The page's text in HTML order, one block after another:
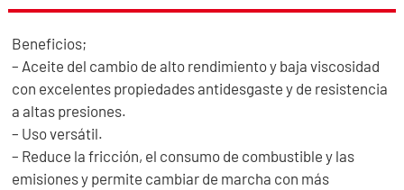
Beneficios;
– Aceite del cambio de alto rendimiento y baja viscosidad
con excelentes propiedades antidesgaste y de resistencia
a altas presiones.
– Uso versátil.
– Reduce la fricción, el consumo de combustible y las
emisiones y permite cambiar de marcha con más